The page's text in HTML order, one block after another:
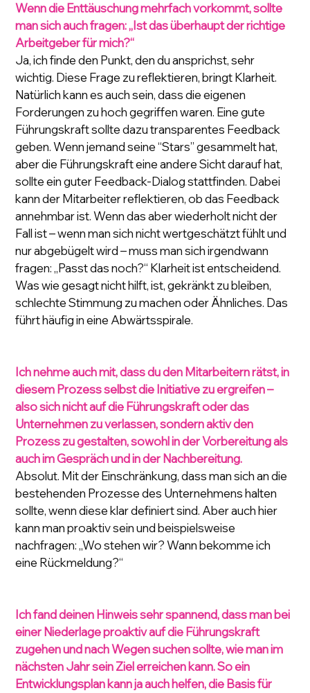
Wenn die Enttäuschung mehrfach vorkommt, sollte
man sich auch fragen: „Ist das überhaupt der richtige
Arbeitgeber für mich?“
Ja, ich finde den Punkt, den du ansprichst, sehr
wichtig. Diese Frage zu reflektieren, bringt Klarheit.
Natürlich kann es auch sein, dass die eigenen
Forderungen zu hoch gegriffen waren. Eine gute
Führungskraft sollte dazu transparentes Feedback
geben. Wenn jemand seine “Stars” gesammelt hat,
aber die Führungskraft eine andere Sicht darauf hat,
sollte ein guter Feedback-Dialog stattfinden. Dabei
kann der Mitarbeiter reflektieren, ob das Feedback
annehmbar ist. Wenn das aber wiederholt nicht der
Fall ist – wenn man sich nicht wertgeschätzt fühlt und
nur abgebügelt wird – muss man sich irgendwann
fragen: „Passt das noch?“ Klarheit ist entscheidend.
Was wie gesagt nicht hilft, ist, gekränkt zu bleiben,
schlechte Stimmung zu machen oder Ähnliches. Das
führt häufig in eine Abwärtsspirale.
Ich nehme auch mit, dass du den Mitarbeitern rätst, in
diesem Prozess selbst die Initiative zu ergreifen –
also sich nicht auf die Führungskraft oder das
Unternehmen zu verlassen, sondern aktiv den
Prozess zu gestalten, sowohl in der Vorbereitung als
auch im Gespräch und in der Nachbereitung.
Absolut. Mit der Einschränkung, dass man sich an die
bestehenden Prozesse des Unternehmens halten
sollte, wenn diese klar definiert sind. Aber auch hier
kann man proaktiv sein und beispielsweise
nachfragen: „Wo stehen wir? Wann bekomme ich
eine Rückmeldung?“
Ich fand deinen Hinweis sehr spannend, dass man bei
einer Niederlage proaktiv auf die Führungskraft
zugehen und nach Wegen suchen sollte, wie man im
nächsten Jahr sein Ziel erreichen kann. So ein
Entwicklungsplan kann ja auch helfen, die Basis für